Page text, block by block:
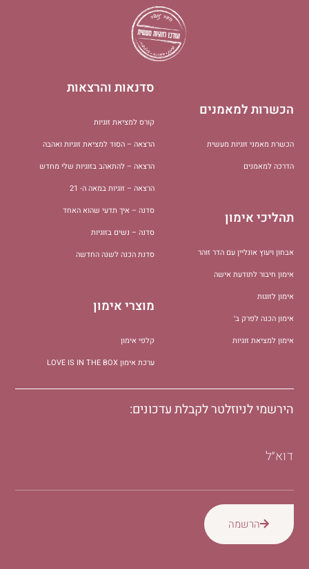
הכשרות למאמנים
הכשרת מאמני זוגיות מעשית
הדרכה למאמנים
תהליכי אימון
אבחון ויעוץ אונליין עם הדר זוהר
אימון חיבור לתודעת אישה
אימון לזוגות
אימון הכנה לפרק ב׳
אימון למציאת זוגיות
סדנאות והרצאות
קורס למציאת זוגיות
הרצאה – הסוד למציאת זוגיות ואהבה
הרצאה – להתאהב בזוגיות שלי מחדש
הרצאה – זוגיות במאה ה- 21
סדנה – איך תדעי שהוא האחד
סדנה – נשים בזוגיות
סדנת הכנה לשנה החדשה
מוצרי אימון
קלפי אימון
ערכת אימון LOVE IS IN THE BOX
הירשמי לניוזלטר לקבלת עדכונים:
דוא״ל
הרשמה